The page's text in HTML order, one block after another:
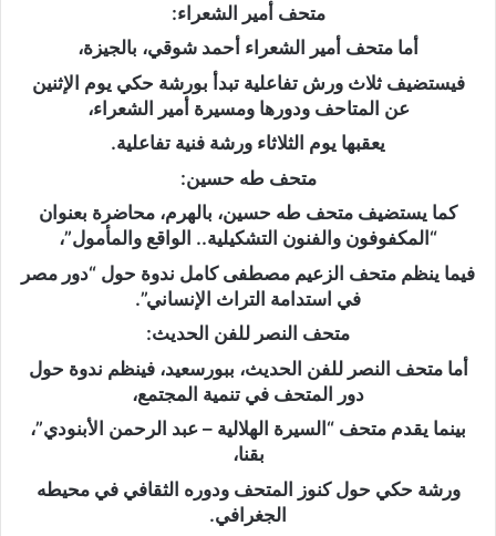
متحف أمير الشعراء:
أما متحف أمير الشعراء أحمد شوقي، بالجيزة،
فيستضيف ثلاث ورش تفاعلية تبدأ بورشة حكي يوم الإثنين
عن المتاحف ودورها ومسيرة أمير الشعراء،
يعقبها يوم الثلاثاء ورشة فنية تفاعلية.
متحف طه حسين:
كما يستضيف متحف طه حسين، بالهرم، محاضرة بعنوان
“المكفوفون والفنون التشكيلية.. الواقع والمأمول”،
فيما ينظم متحف الزعيم مصطفى كامل ندوة حول “دور مصر
في استدامة التراث الإنساني”.
متحف النصر للفن الحديث:
أما متحف النصر للفن الحديث، ببورسعيد، فينظم ندوة حول
دور المتحف في تنمية المجتمع،
بينما يقدم متحف “السيرة الهلالية – عبد الرحمن الأبنودي”،
بقنا،
ورشة حكي حول كنوز المتحف ودوره الثقافي في محيطه
الجغرافي.